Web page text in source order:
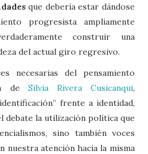
que debería estar dándose
progresista ampliamente
construir una
del actual giro regresivo.
necesarias del pensamiento
de Silvia Rivera Cusicanqui,
frente a identidad,
debate la utilización política que
sino también voces
nuestra atención hacia la misma